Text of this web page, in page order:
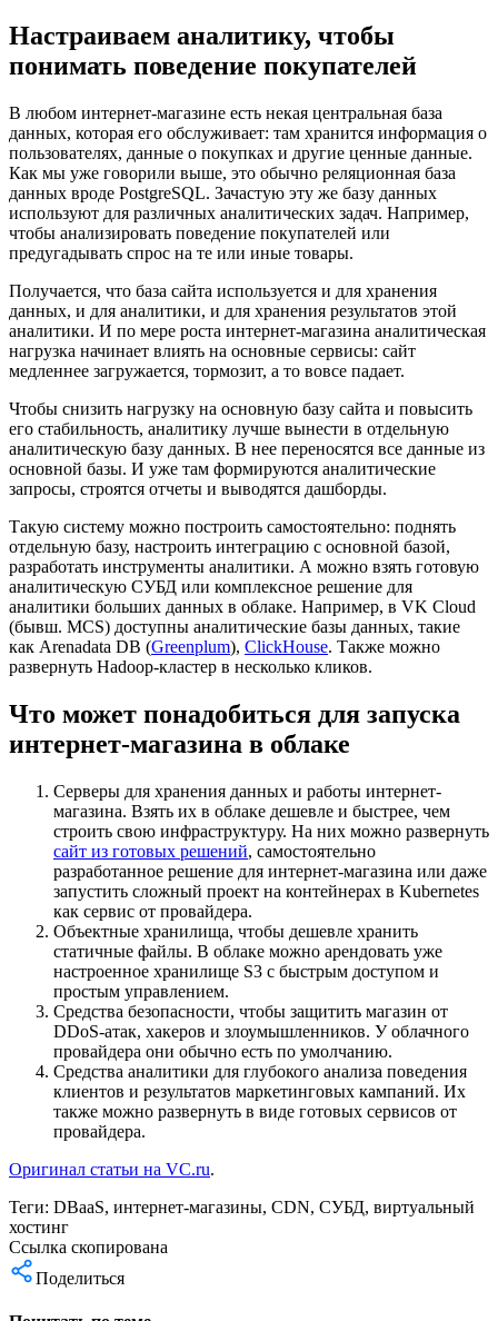
Настраиваем аналитику, чтобы
понимать поведение покупателей
В любом интернет-магазине есть некая центральная база
данных, которая его обслуживает: там хранится информация о
пользователях, данные о покупках и другие ценные данные.
Как мы уже говорили выше, это обычно реляционная база
данных вроде PostgreSQL. Зачастую эту же базу данных
используют для различных аналитических задач. Например,
чтобы анализировать поведение покупателей или
предугадывать спрос на те или иные товары.
Получается, что база сайта используется и для хранения
данных, и для аналитики, и для хранения результатов этой
аналитики. И по мере роста интернет-магазина аналитическая
нагрузка начинает влиять на основные сервисы: сайт
медленнее загружается, тормозит, а то вовсе падает.
Чтобы снизить нагрузку на основную базу сайта и повысить
его стабильность, аналитику лучше вынести в отдельную
аналитическую базу данных. В нее переносятся все данные из
основной базы. И уже там формируются аналитические
запросы, строятся отчеты и выводятся дашборды.
Такую систему можно построить самостоятельно: поднять
отдельную базу, настроить интеграцию с основной базой,
разработать инструменты аналитики. А можно взять готовую
аналитическую СУБД или комплексное решение для
аналитики больших данных в облаке. Например, в VK Cloud
(бывш. MCS) доступны аналитические базы данных, такие
как Arenadata DB (Greenplum), ClickHouse. Также можно
развернуть Hadoop-кластер в несколько кликов.
Что может понадобиться для запуска
интернет-магазина в облаке
Серверы для хранения данных и работы интернет-
магазина. Взять их в облаке дешевле и быстрее, чем
строить свою инфраструктуру. На них можно развернуть
сайт из готовых решений, самостоятельно
разработанное решение для интернет-магазина или даже
запустить сложный проект на контейнерах в Kubernetes
как сервис от провайдера.
Объектные хранилища, чтобы дешевле хранить
статичные файлы. В облаке можно арендовать уже
настроенное хранилище S3 с быстрым доступом и
простым управлением.
Средства безопасности, чтобы защитить магазин от
DDoS-атак, хакеров и злоумышленников. У облачного
провайдера они обычно есть по умолчанию.
Средства аналитики для глубокого анализа поведения
клиентов и результатов маркетинговых кампаний. Их
также можно развернуть в виде готовых сервисов от
провайдера.
Оригинал статьи на VC.ru.
Теги: DBaaS, интернет-магазины, CDN, СУБД, виртуальный
хостинг
Ссылка скопирована
Поделиться